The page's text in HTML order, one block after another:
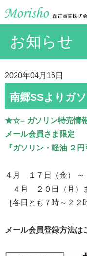
お知らせ
2020年04月16日
南郷SSよりガ
★☆– ガソリン特売情
メール会員さま限定
『ガソリン・軽油 ２円
４月 １７日（金） ～
４月 ２０日（月）
［各日とも７時～２２
メール会員登録方法は